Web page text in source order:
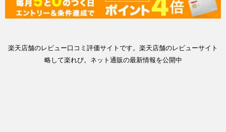
楽天店舗のレビュー口コミ評価サイトです。楽天店舗のレビューサイト
略して楽れび。ネット通販の最新情報を公開中